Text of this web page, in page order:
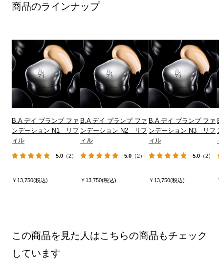
商品のラインナップ
B.A デイ プランプ ファ
ンデーション N1 リフ
ィル
5.0（2）
￥13,750(税込)
B.A デイ プランプ ファ
ンデーション N2 リフ
ィル
5.0（2）
￥13,750(税込)
B.A デイ プランプ ファ
ンデーション N3 リフ
ィル
5.0（2）
￥13,750(税込)
この商品を見た人はこちらの商品もチェック
しています